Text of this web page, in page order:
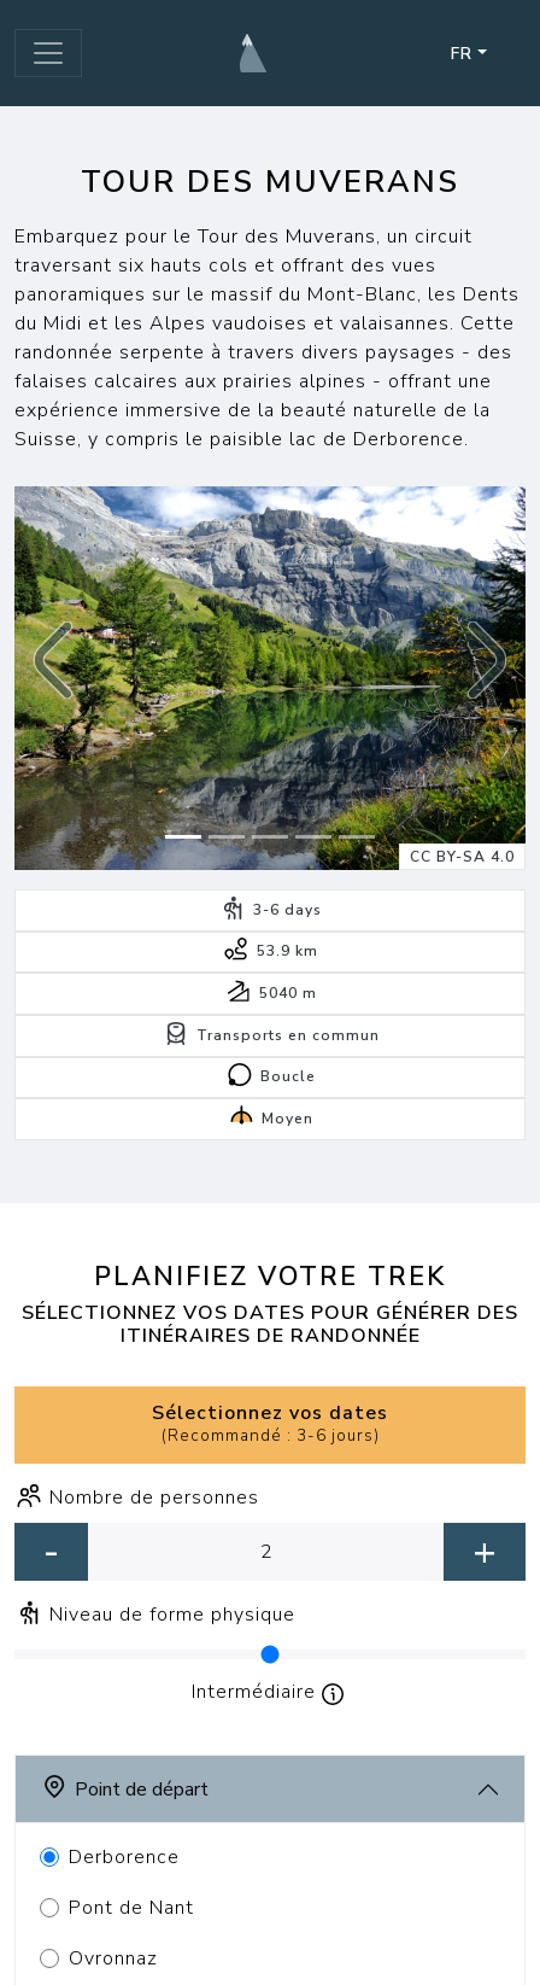
FR
TOUR DES MUVERANS
Embarquez pour le Tour des Muverans, un circuit
traversant six hauts cols et offrant des vues
panoramiques sur le massif du Mont-Blanc, les Dents
du Midi et les Alpes vaudoises et valaisannes. Cette
randonnée serpente à travers divers paysages - des
falaises calcaires aux prairies alpines - offrant une
expérience immersive de la beauté naturelle de la
Suisse, y compris le paisible lac de Derborence.
CC BY-SA 4.0
Previous Next
3-6 days
53.9 km
5040 m
Transports en commun
Boucle
Moyen
PLANIFIEZ VOTRE TREK
SÉLECTIONNEZ VOS DATES POUR GÉNÉRER DES
ITINÉRAIRES DE RANDONNÉE
Sélectionnez vos dates
(Recommandé : 3-6 jours)
Nombre de personnes
- +
Niveau de forme physique
Intermédiaire
Point de départ
Derborence
Pont de Nant
Ovronnaz